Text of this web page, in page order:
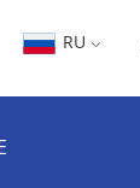
RU